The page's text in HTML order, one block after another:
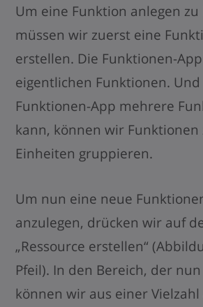
Um eine Funktion anlegen zu
müssen wir zuerst eine
erstellen. Die Funktionen-
eigentlichen Funktionen.
Funktionen-App mehrere
kann, können wir Funktionen
Einheiten gruppieren.
Um nun eine neue
anzulegen, drücken wir auf
„Ressource erstellen“
Pfeil). In den Bereich, der
können wir aus einer